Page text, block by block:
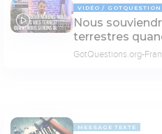
02:31
VIDÉO
Nous
terrestres
GotQuestions.org-
MESSAGE TEXTE